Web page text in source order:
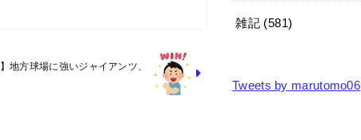
地方球場に強いジャイアンツ、
雑記 (581)
Tweets by marutomo06